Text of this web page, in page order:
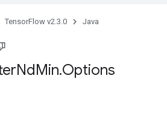
TensorFlow v2.3.0 Java
NdMin.Options